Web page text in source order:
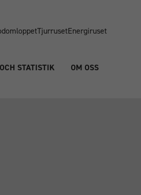
TjurrusetEnergiruset
STATISTIK OM OSS